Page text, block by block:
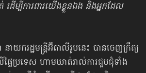
ើម្បីការពារយើងខ្លួនឯង និងអ្នកដែល
ាយករដ្ឋមន្ត្រីអ៊ីតាលីរូបនេះ បានចេញក្រឹត្យ
ផ្ទៃប្រទេស ហាមឃាត់រាល់ការជួបជុំទាំង